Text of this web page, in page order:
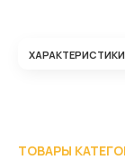
ХАРАКТЕРИСТИКИ
ТОВАРЫ